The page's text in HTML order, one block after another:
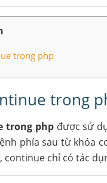
trong php
trong
trong phpđược sử
phía sau từ khóa
continue chỉ có tác